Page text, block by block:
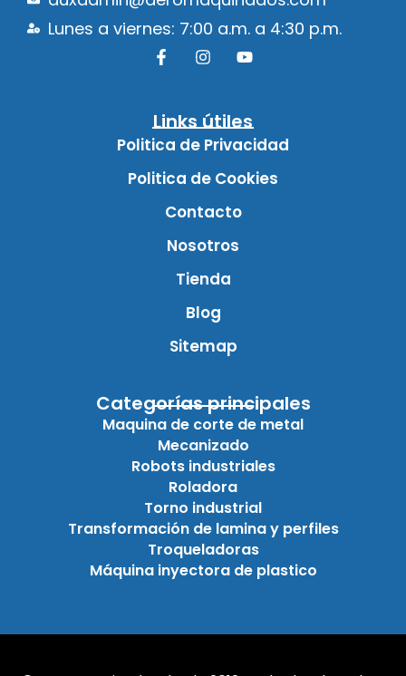
Lunes a viernes: 7:00 a.m. a 4:30 p.m.
Links útiles
Politica de Privacidad
Politica de Cookies
Contacto
Nosotros
Tienda
Blog
Sitemap
Categorías principales
Maquina de corte de metal
Mecanizado
Robots industriales
Roladora
Torno industrial
Transformación de lamina y perfiles
Troqueladoras
Máquina inyectora de plastico